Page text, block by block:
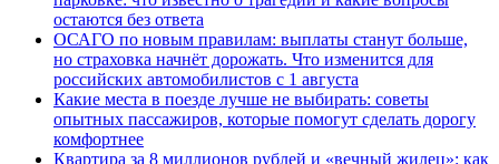
остаются без ответа
ОСАГО по новым правилам: выплаты станут больше,
но страховка начнёт дорожать. Что изменится для
российских автомобилистов с 1 августа
Какие места в поезде лучше не выбирать: советы
опытных пассажиров, которые помогут сделать дорогу
комфортнее
Квартира за 8 миллионов рублей и «вечный жилец»: как